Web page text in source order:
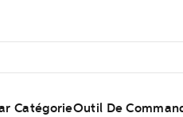
CatégorieOutil De